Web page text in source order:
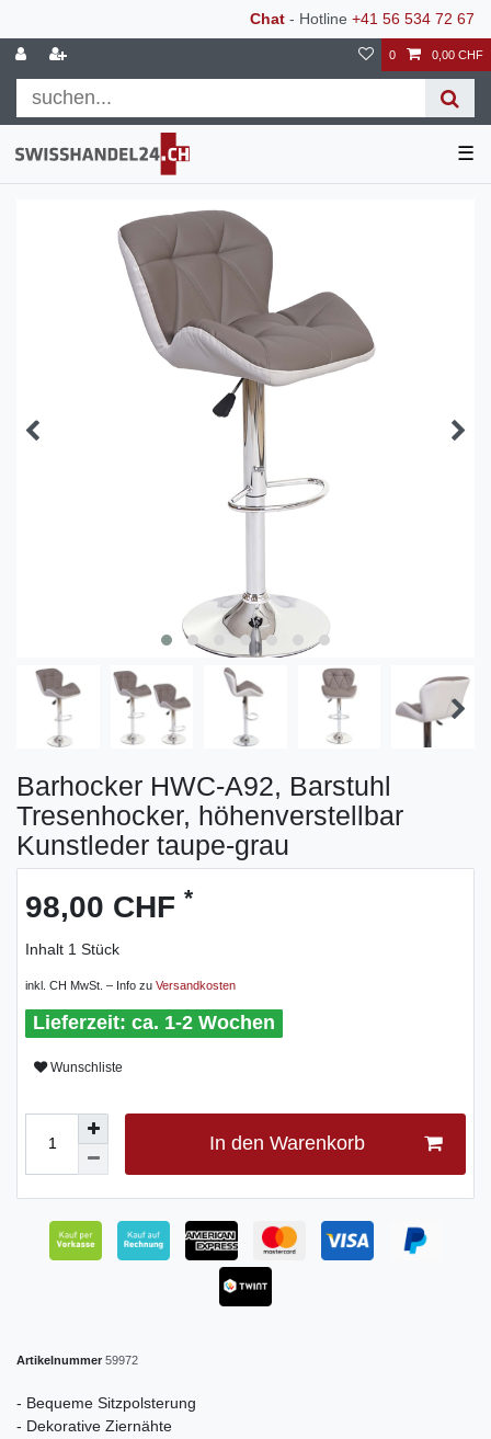
Chat - Hotline +41 56 534 72 67
0 0,00 CHF
☰
Barhocker HWC-A92, Barstuhl
Tresenhocker, höhenverstellbar
Kunstleder taupe-grau
98,00 CHF *
Inhalt 1 Stück
inkl. CH MwSt. – Info zu Versandkosten
ca. 1-2 Wochen
Wunschliste
In den Warenkorb
Artikelnummer 59972
- Bequeme Sitzpolsterung
- Dekorative Ziernähte